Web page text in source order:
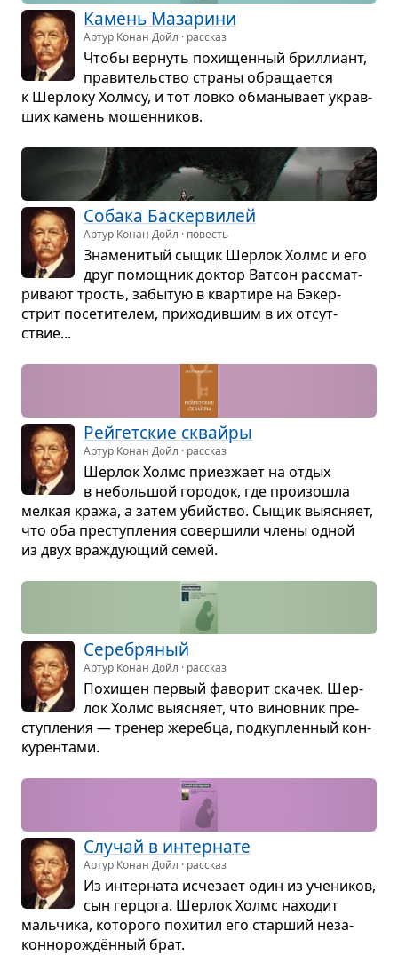
Камень Маза­рини
Артур Конан Дойл · рассказ
Чтобы вер­нуть похи­щен­ный брил­ли­ант,
пра­ви­тель­ство страны обра­ща­ется
к Шер­локу Хол­мсу, и тот ловко обма­ны­вает украв­
ших камень мошен­ни­ков.
Собака Бас­кер­ви­лей
Артур Конан Дойл · повесть
Зна­ме­ни­тый сыщик Шер­лок Холмс и его
друг помощ­ник док­тор Ват­сон рас­смат­
ри­вают трость, забы­тую в квар­тире на Бэкер-
стрит посе­ти­те­лем, при­хо­див­шим в их отсут­
ствие...
Рейгет­ские сквайры
Артур Конан Дойл · рассказ
Шер­лок Холмс при­ез­жает на отдых
в неболь­шой горо­док, где про­изо­шла
мел­кая кража, а затем убийство. Сыщик выяс­няет,
что оба пре­ступ­ле­ния совер­шили члены одной
из двух враж­ду­ю­щий семей.
Сере­бря­ный
Артур Конан Дойл · рассказ
Похи­щен пер­вый фаво­рит ска­чек. Шер­
лок Холмс выяс­няет, что винов­ник пре­
ступ­ле­ния — тре­нер жеребца, под­куп­лен­ный кон­
ку­рен­тами.
Слу­чай в интер­нате
Артур Конан Дойл · рассказ
Из интер­ната исче­зает один из уче­ни­ков,
сын гер­цога. Шер­лок Холмс нахо­дит
маль­чика, кото­рого похи­тил его стар­ший неза­
кон­но­ро­ждён­ный брат.